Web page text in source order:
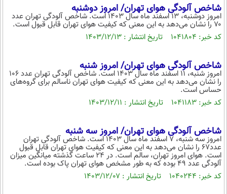
شاخص آلودگی هوای تهران/ امروز دوشنبه
امروز دوشنبه، ۱۳ اسفند ماه سال ۱۴۰۳ است. شاخص آلودگی تهران عدد
۷۰ را نشان می‌دهد به این معنی که کیفیت هوای تهران قابل قبول است.
کد خبر: ۱۰۴۱۸۰۴ تاریخ انتشار : ۱۴۰۳/۱۲/۱۳
شاخص آلودگی هوای تهران/ امروز شنبه
امروز شنبه، ۱۱ اسفند ماه سال ۱۴۰۳ است. شاخص آلودگی تهران عدد ۱۰۶
را نشان می‌دهد به این معنی که کیفیت هوای تهران ناسالم برای گروه‌های
حساس است.
کد خبر: ۱۰۴۱۱۸۳ تاریخ انتشار : ۱۴۰۳/۱۲/۱۱
شاخص آلودگی هوای تهران/ امروز سه شنبه
امروز سه شنبه، ۷ اسفند ماه سال ۱۴۰۳ است. شاخص آلودگی تهران
عدد۶۷ را نشان می‌دهد به این معنی که کیفیت هوای تهران قابل قبول
است. هوای امروز تهران، سالم است. در ۲۴ ساعت گذشته میانگین میزان
آلودگی عدد ۴۹ بوده که به طور مشخص هوای تهران پاک بوده است.
کد خبر: ۱۰۴۰۲۴۴ تاریخ انتشار : ۱۴۰۳/۱۲/۰۷